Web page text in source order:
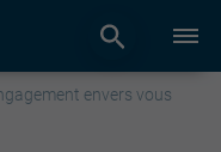
envers vous